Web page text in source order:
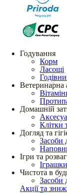
Годування
Корм
Ласощі
Ветеринарна
Домашній
Клітки
Догляд та
Засоби
Ігри та
Іграшки
Чистота в
Засоби
Акції та